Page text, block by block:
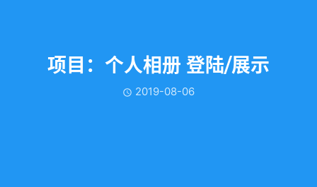
项目：个人相册 登陆/展示
 2019-08-06